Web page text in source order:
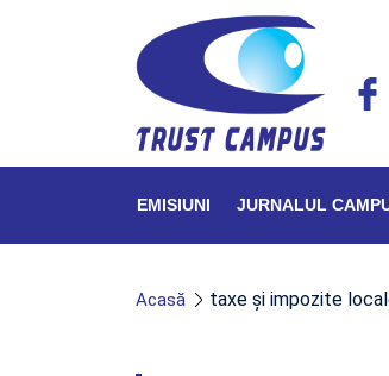
EMISIUNI JURNALUL
Acasă taxe și impozite